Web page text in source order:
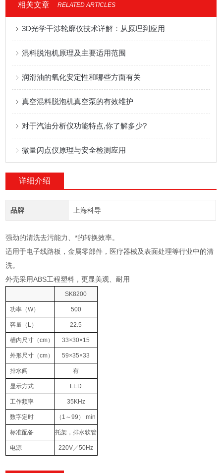
相关文章 RELATED ARTICLES
3D光学干涉轮廓仪技术详解：从原理到应用
混料脱泡机原理及主要适用范围
润滑油的氧化安定性和哪些方面有关
真空混料脱泡机真空泵的有效维护
对于汽油分析仪功能特点,你了解多少?
微量闪点仪原理与安全检测应用
详细介绍
品牌 上海科导
强劲的清洗去污能力、*的转换效率。
适用于电子线路板，金属零部件，医疗器械及表面处理等行业中的清
洗。
外壳采用ABS工程塑料，更显美观、耐用
SK8200
功率 （W） 500
容量 （L） 22.5
槽内尺寸 （cm） 33×30×15
外形尺寸 （cm） 59×35×33
排水阀 有
显示方式 LED
工作频率 35KHz
数字定时 （1 ～99） min
标准配备 托架，排水软管
电源 220V／50Hz